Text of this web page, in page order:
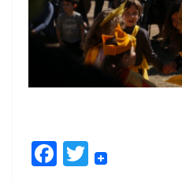
F T